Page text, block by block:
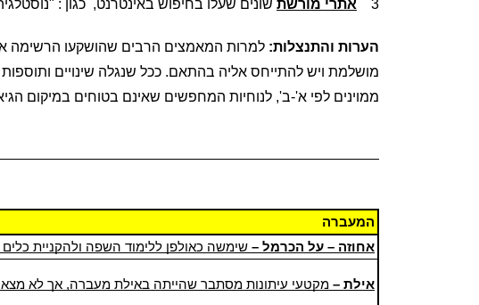
3 אתרי מורשת שונים שעלו בחיפוש באינטרנט,  כגון :
הערות והתנצלות:
ממוינים לפי א'-ב', לנוחיות המחפשים שאינם בטוחים במיקום
המעברה
.אחוזה – על הכרמל – שימשה כאולפן ללימוד השפה ולהקניית
.אילת – מקטעי עיתונות מסתבר שהייתה באילת מעברה, אך לא